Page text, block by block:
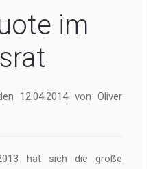
im
12.04.2014 von Oliver
hat sich die große